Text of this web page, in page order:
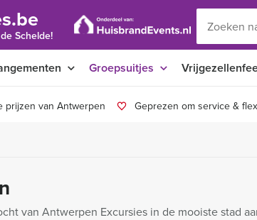
Schelde!
Groepsuitjes
prijzen van Antwerpen Geprezen om service &
van Antwerpen Excursies in de mooiste stad